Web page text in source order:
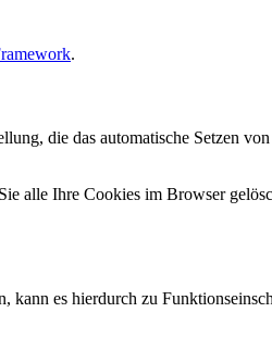
.
die das automatische Setzen
alle Ihre Cookies im Browser
es hierdurch zu